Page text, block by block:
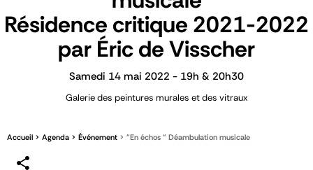
Résidence critique 2021-2022
par Éric de Visscher
Samedi 14 mai 2022 - 19h & 20h30
Galerie des peintures murales et des vitraux
Accueil Agenda Événement "En échos " Déambulation musicale